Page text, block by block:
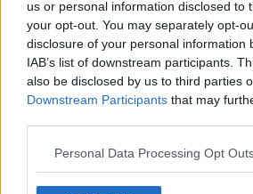
us or personal information disclosed to
your opt-out. You may separately opt-
disclosure of your personal information
IAB’s list of downstream participants.
also be disclosed by us to third parties
Downstream Participants that may
Personal Data Processing Opt
Europa e in Italia?
E allora il dubbio è tra la paura verso la
verso una posizione neutrale da parte
I pochi coraggiosi che opteranno per il
firmare per la campagna di sostegno a
https://secure.avaaz.org/campaign/it/
whatsapp